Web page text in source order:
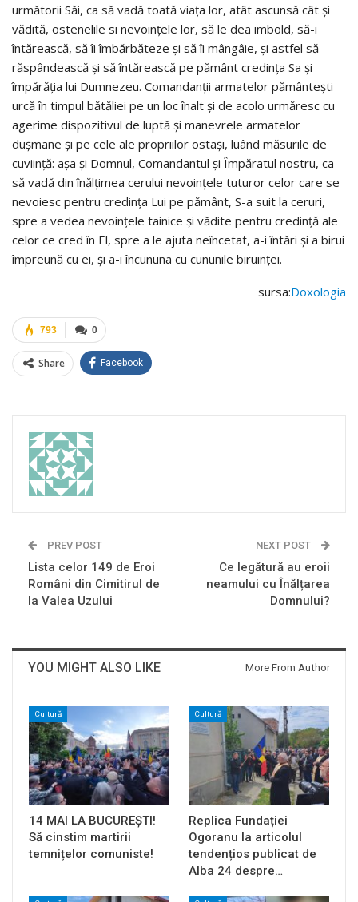
urmă­torii Săi, ca să vadă toată viaţa lor, atât ascunsă cât și
vădită, ostenelile si nevoinţele lor, să le dea imbold, să-i
întărească, să îi îmbărbăteze şi să îi mângâie, şi astfel să
răspândească şi să întăreas­că pe pământ credinţa Sa şi
împărăţia lui Dum­nezeu. Comandanţii armatelor pământeşti
urcă în timpul bătăliei pe un loc înalt și de acolo ur­măresc cu
agerime dispozitivul de luptă şi mane­vrele armatelor
duşmane și pe cele ale propriilor ostaşi, luând măsurile de
cuviinţă: așa și Domnul, Comandantul şi Împăratul nostru, ca
să vadă din înălţimea cerului nevoinţele tuturor celor care se
nevoiesc pentru credinţa Lui pe pământ, S-a suit la ceruri,
spre a vedea nevoinţele tainice și vădite pentru credinţă ale
celor ce cred în El, spre a le ajuta neîncetat, a-i întări şi a birui
împreună cu ei, și a-i încununa cu cununile biruinţei.
sursa:Doxologia
0
793
Share Facebook
PREV POST
Lista celor 149 de Eroi
Români din Cimitirul de
la Valea Uzului
NEXT POST
Ce legătură au eroii
neamului cu Înălțarea
Domnului?
YOU MIGHT ALSO LIKE More From Author
Cultură
14 MAI LA BUCUREȘTI!
Să cinstim martirii
temnițelor comuniste!
Cultură
Replica Fundației
Ogoranu la articolul
tendențios publicat de
Alba 24 despre…